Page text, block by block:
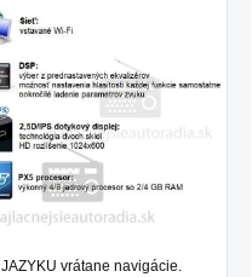
JAZYKU vrátane navigácie.